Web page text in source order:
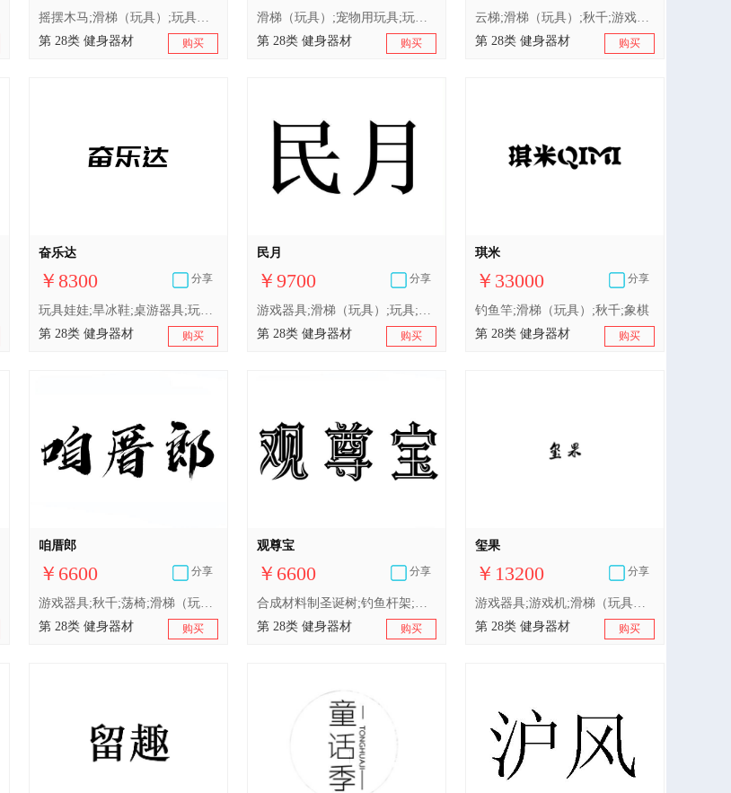
摇摆木马;滑梯（玩具）;玩具车;全自动麻将桌;体育活动用球;锻炼身体器械;射箭用器具;体育活动器械;塑胶跑道;钓鱼用具
第 28类 健身器材
购买
滑梯（玩具）;宠物用玩具;玩具;棋;体育活动用球;哑铃;射箭用器具;体育活动器械;竞技手套;钓鱼竿
第 28类 健身器材
购买
云梯;滑梯（玩具）;秋千;游戏器具;玩具;锻炼身体器械;体育活动器械;平衡木;蹦床;双环
第 28类 健身器材
购买
奋乐达
￥8300 分享
玩具娃娃;旱冰鞋;桌游器具;玩具;体育活动用球;玩具汽车;体育活动器械;游泳圈;滑梯（游乐设施）;圣诞树用装饰品（照明用物品和糖果除外）
第 28类 健身器材
购买
民月
￥9700 分享
游戏器具;滑梯（玩具）;玩具;游泳池（娱乐用品）;钓鱼竿;摇摆木马;玩具娃娃;玩具汽车;橡皮泥（玩具）;运动用球
第 28类 健身器材
购买
琪米
￥33000 分享
钓鱼竿;滑梯（玩具）;秋千;象棋
第 28类 健身器材
购买
咱厝郎
￥6600 分享
游戏器具;秋千;荡椅;滑梯（玩具）;摇摆木马;玩具;积木（玩具）;拨浪鼓（玩具）;玩具气球;玩具汽车;玩具娃娃床;玩具娃娃;长毛绒玩具;拼图玩具;婴儿健身架;幼儿用三轮脚踏车（玩具）;橡皮泥（玩具）;玩具车;智能玩具;玩具手表;棋盘游戏器具;锻炼身体肌肉器械;射箭用器具;体育活动器械;游泳池（娱乐用品）;竞技手套;合成材料制圣诞树;钓鱼杆架;运动用吸汗带;运动用球
第 28类 健身器材
购买
观尊宝
￥6600 分享
合成材料制圣诞树;钓鱼杆架;运动用吸汗带;荡椅;滑梯（玩具）;摇摆木马;玩具;积木（玩具）;拨浪鼓（玩具）;玩具气球;玩具汽车;玩具娃娃床;玩具娃娃;长毛绒玩具;拼图玩具;婴儿健身架;幼儿用三轮脚踏车（玩具）;橡皮泥（玩具）;玩具车;智能玩具;玩具手表;棋盘游戏器具;运动用球;锻炼身体肌肉器械;射箭用器具;体育活动器械;游泳池（娱乐用品）;竞技手套;秋千;游戏器具
第 28类 健身器材
购买
玺果
￥13200 分享
游戏器具;游戏机;滑梯（玩具）;宠物用玩具;积木（玩具）;玩具;棋;玩具汽车;智能玩具;玩具熊
第 28类 健身器材
购买